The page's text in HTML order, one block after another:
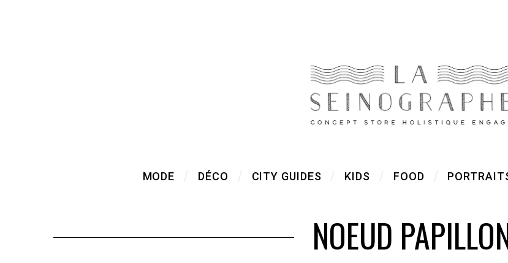
MODE DÉCO CITY GUIDES KIDS FOOD
NOEUD